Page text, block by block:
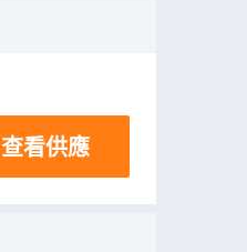
查看供應